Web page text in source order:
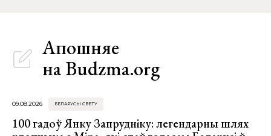
Апошняе
на Budzma.org
09.08.2026 БЕЛАРУСЫ СВЕТУ
100 гадоў Янку Запрудніку: легендарны шлях